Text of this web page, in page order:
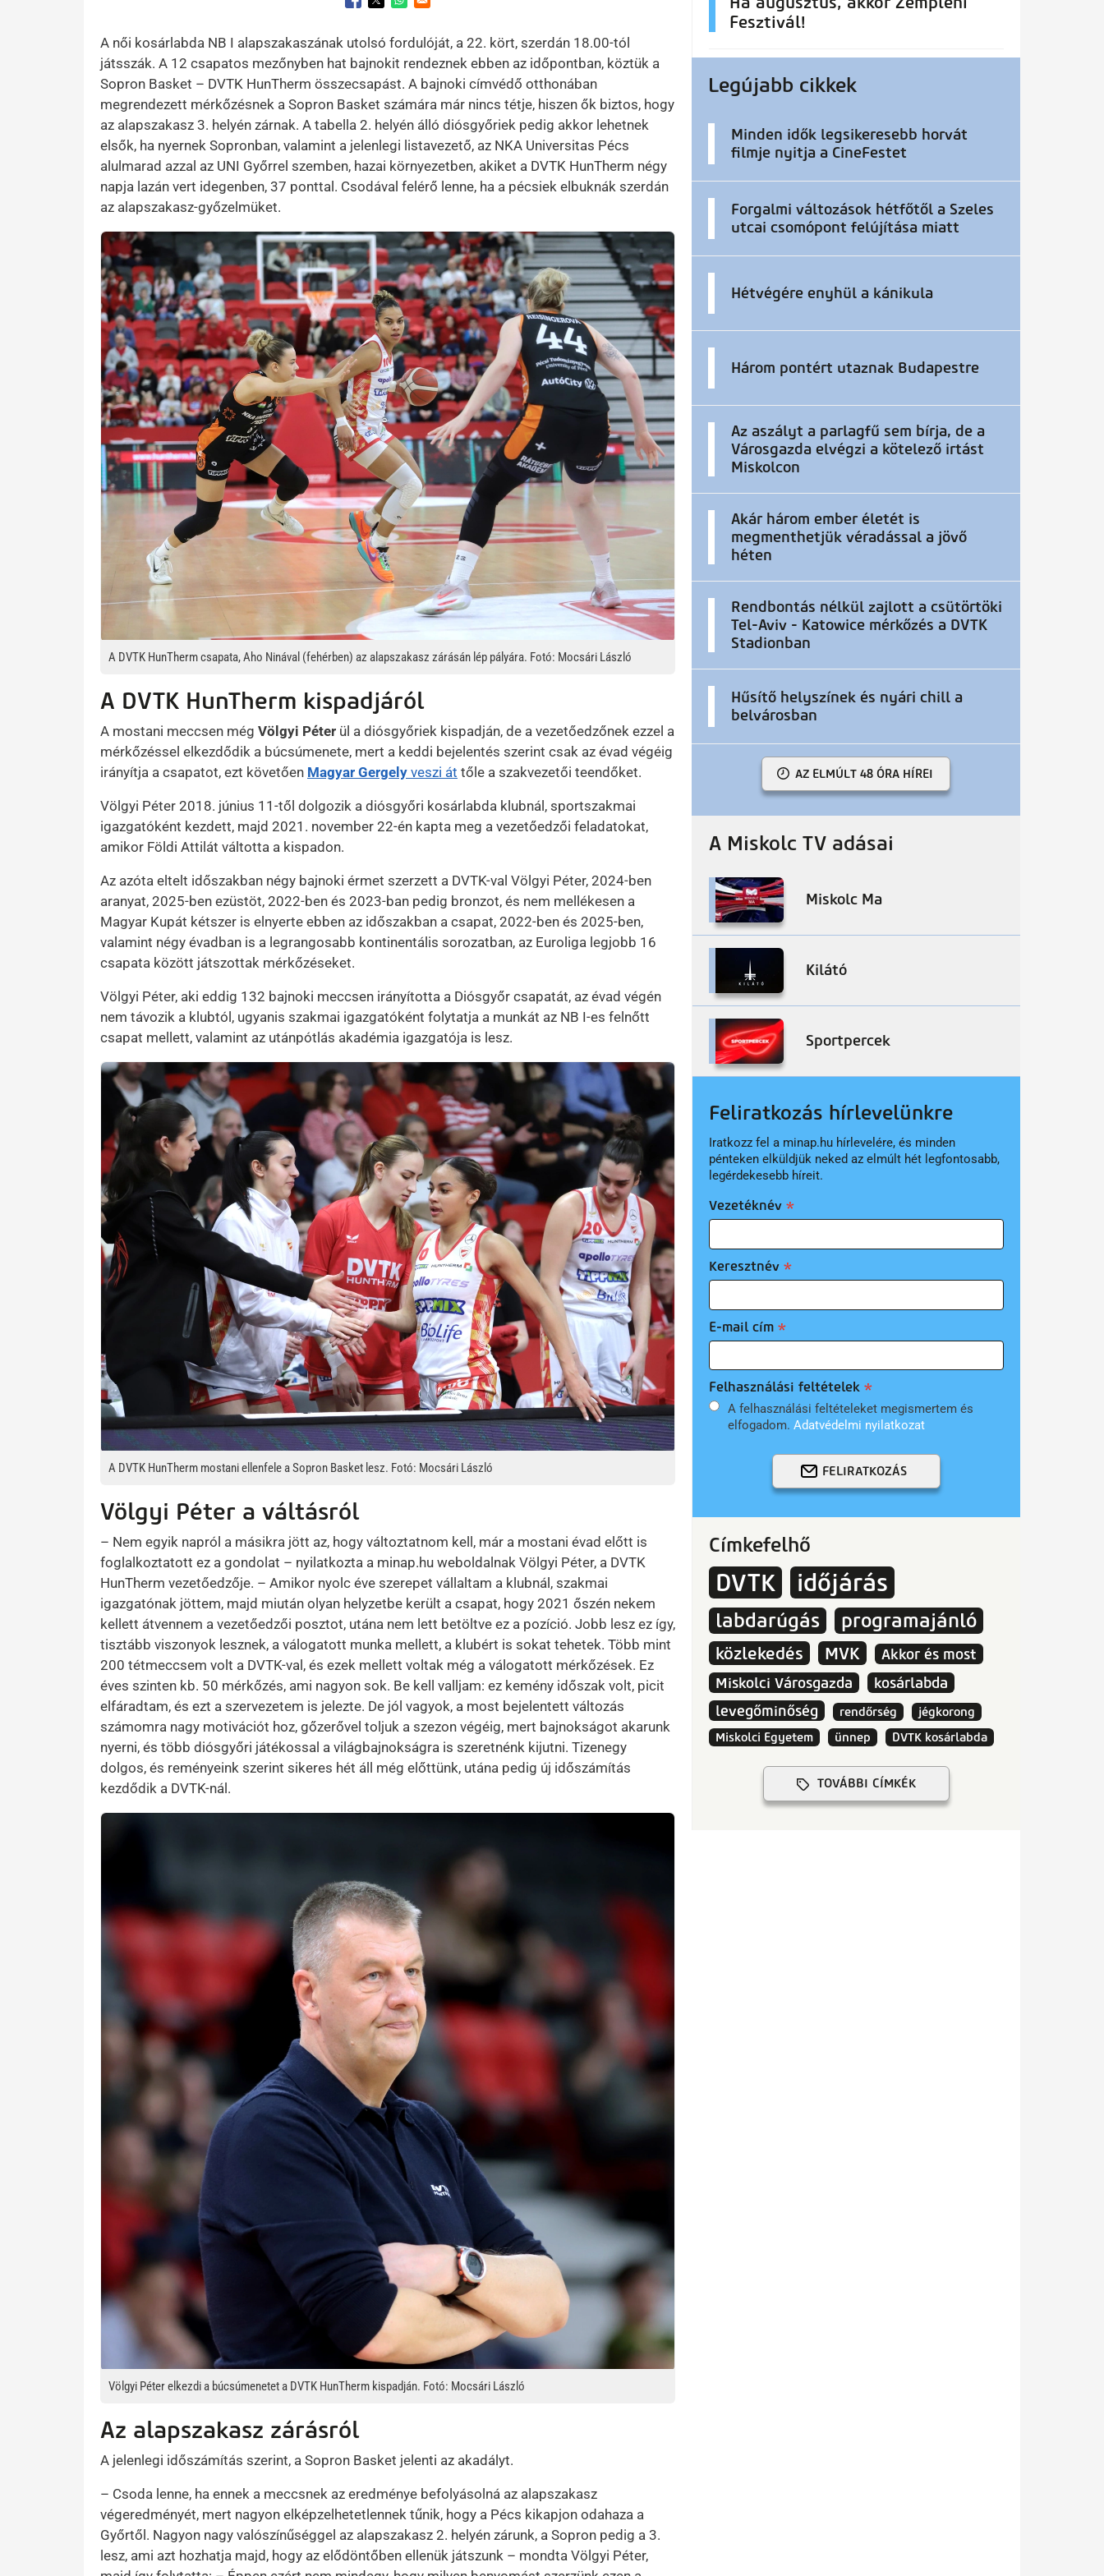
Opens in a new window
Opens in a new window
Opens in a new window
A női kosárlabda NB I alapszakaszának utolsó fordulóját, a 22. kört, szerdán 18.00-tól
játsszák. A 12 csapatos mezőnyben hat bajnokit rendeznek ebben az időpontban, köztük a
Sopron Basket – DVTK HunTherm összecsapást. A bajnoki címvédő otthonában
megrendezett mérkőzésnek a Sopron Basket számára már nincs tétje, hiszen ők biztos, hogy
az alapszakasz 3. helyén zárnak. A tabella 2. helyén álló diósgyőriek pedig akkor lehetnek
elsők, ha nyernek Sopronban, valamint a jelenlegi listavezető, az NKA Universitas Pécs
alulmarad azzal az UNI Győrrel szemben, hazai környezetben, akiket a DVTK HunTherm négy
napja lazán vert idegenben, 37 ponttal. Csodával felérő lenne, ha a pécsiek elbuknák szerdán
az alapszakasz-győzelmüket.
Kép
A DVTK HunTherm csapata, Aho Ninával (fehérben) az alapszakasz zárásán lép pályára. Fotó: Mocsári László
A DVTK HunTherm kispadjáról
A mostani meccsen még Völgyi Péter ül a diósgyőriek kispadján, de a vezetőedzőnek ezzel a
mérkőzéssel elkezdődik a búcsúmenete, mert a keddi bejelentés szerint csak az évad végéig
irányítja a csapatot, ezt követően Magyar Gergely veszi át tőle a szakvezetői teendőket.
Völgyi Péter 2018. június 11-től dolgozik a diósgyőri kosárlabda klubnál, sportszakmai
igazgatóként kezdett, majd 2021. november 22-én kapta meg a vezetőedzői feladatokat,
amikor Földi Attilát váltotta a kispadon.
Az azóta eltelt időszakban négy bajnoki érmet szerzett a DVTK-val Völgyi Péter, 2024-ben
aranyat, 2025-ben ezüstöt, 2022-ben és 2023-ban pedig bronzot, és nem mellékesen a
Magyar Kupát kétszer is elnyerte ebben az időszakban a csapat, 2022-ben és 2025-ben,
valamint négy évadban is a legrangosabb kontinentális sorozatban, az Euroliga legjobb 16
csapata között játszottak mérkőzéseket.
Völgyi Péter, aki eddig 132 bajnoki meccsen irányította a Diósgyőr csapatát, az évad végén
nem távozik a klubtól, ugyanis szakmai igazgatóként folytatja a munkát az NB I-es felnőtt
csapat mellett, valamint az utánpótlás akadémia igazgatója is lesz.
Kép
A DVTK HunTherm mostani ellenfele a Sopron Basket lesz. Fotó: Mocsári László
Völgyi Péter a váltásról
– Nem egyik napról a másikra jött az, hogy változtatnom kell, már a mostani évad előtt is
foglalkoztatott ez a gondolat – nyilatkozta a minap.hu weboldalnak Völgyi Péter, a DVTK
HunTherm vezetőedzője. – Amikor nyolc éve szerepet vállaltam a klubnál, szakmai
igazgatónak jöttem, majd miután olyan helyzetbe került a csapat, hogy 2021 őszén nekem
kellett átvennem a vezetőedzői posztot, utána nem lett betöltve ez a pozíció. Jobb lesz ez így,
tisztább viszonyok lesznek, a válogatott munka mellett, a klubért is sokat tehetek. Több mint
200 tétmeccsem volt a DVTK-val, és ezek mellett voltak még a válogatott mérkőzések. Ez
éves szinten kb. 50 mérkőzés, ami nagyon sok. Be kell valljam: ez kemény időszak volt, picit
elfáradtam, és ezt a szervezetem is jelezte. De jól vagyok, a most bejelentett változás
számomra nagy motivációt hoz, gőzerővel toljuk a szezon végéig, mert bajnokságot akarunk
nyerni, és több diósgyőri játékossal a világbajnokságra is szeretnénk kijutni. Tizenegy
dolgos, és reményeink szerint sikeres hét áll még előttünk, utána pedig új időszámítás
kezdődik a DVTK-nál.
Kép
Völgyi Péter elkezdi a búcsúmenetet a DVTK HunTherm kispadján. Fotó: Mocsári László
Az alapszakasz zárásról
A jelenlegi időszámítás szerint, a Sopron Basket jelenti az akadályt.
– Csoda lenne, ha ennek a meccsnek az eredménye befolyásolná az alapszakasz
végeredményét, mert nagyon elképzelhetetlennek tűnik, hogy a Pécs kikapjon odahaza a
Győrtől. Nagyon nagy valószínűséggel az alapszakasz 2. helyén zárunk, a Sopron pedig a 3.
lesz, ami azt hozhatja majd, hogy az elődöntőben ellenük játszunk – mondta Völgyi Péter,
Fesztivál!
Legújabb cikkek
Minden idők legsikeresebb horvát
filmje nyitja a CineFestet
Forgalmi változások hétfőtől a Szeles
utcai csomópont felújítása miatt
Hétvégére enyhül a kánikula
Három pontért utaznak Budapestre
Az aszályt a parlagfű sem bírja, de a
Városgazda elvégzi a kötelező irtást
Miskolcon
Akár három ember életét is
megmenthetjük véradással a jövő
héten
Rendbontás nélkül zajlott a csütörtöki
Tel-Aviv - Katowice mérkőzés a DVTK
Stadionban
Hűsítő helyszínek és nyári chill a
belvárosban
AZ ELMÚLT 48 ÓRA HÍREI
A Miskolc TV adásai
Miskolc Ma
Kilátó
Sportpercek
Feliratkozás hírlevelünkre
Iratkozz fel a minap.hu hírlevelére, és minden
pénteken elküldjük neked az elmúlt hét legfontosabb,
legérdekesebb híreit.
Vezetéknév
Keresztnév
E-mail cím
Felhasználási feltételek
A felhasználási feltételeket megismertem és
elfogadom. Adatvédelmi nyilatkozat
FELIRATKOZÁS
Címkefelhő
DVTK időjárás
labdarúgás programajánló
közlekedés MVK
Akkor és most
Miskolci Városgazda
kosárlabda
levegőminőség
rendőrség
jégkorong
Miskolci Egyetem
ünnep DVTK kosárlabda
TOVÁBBI CÍMKÉK